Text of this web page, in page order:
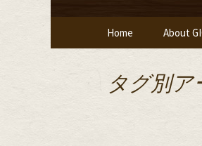
コンテンツへ移動
Home About
タグ別